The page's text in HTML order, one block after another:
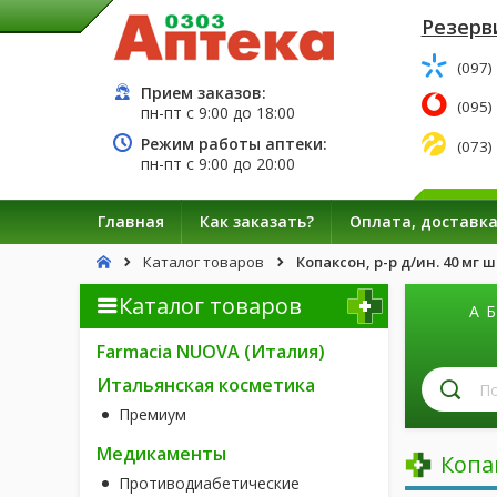
Прием заказов:
пн-пт с9:00 до 18:00
Режим работы аптеки:
пн-пт с9:00 до 20:00
(097)
(095)
(073)
Главная Как заказать? Оплата, доставка
Каталог товаров Копаксон, р-р д/ин. 40 мг
Каталог товаров
Farmacia NUOVA (Италия)
Итальянская косметика
Премиум
Медикаменты
Противодиабетические
А Б